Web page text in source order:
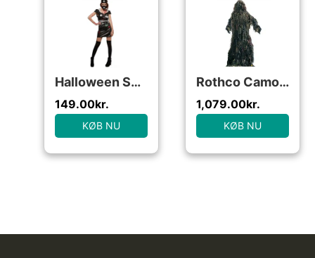
Halloween Sygeplejeske Kjole
149.00kr.
KØB NU
Rothco Camouflage Sæt til Børn – Guillie Suit Woodland – L/XL
1,079.00kr.
KØB NU